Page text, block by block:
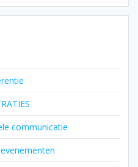
communicatie